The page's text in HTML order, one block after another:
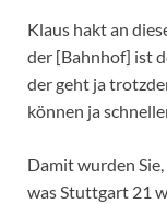
Klaus hakt an
der [Bahnhof] ist
der geht ja
können ja
Damit wurden
was Stuttgart 21